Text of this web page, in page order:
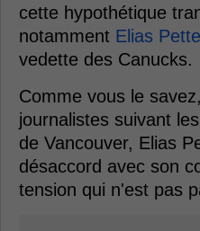
cette hypothétique
notamment Elias
vedette des Canucks.
Comme vous le
journalistes suivant
de Vancouver, Elias
désaccord avec son
tension qui n'est pas